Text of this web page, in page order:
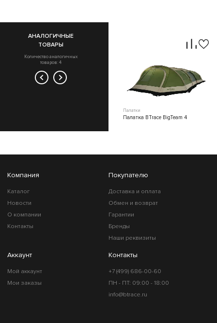
АНАЛОГИЧНЫЕ
ТОВАРЫ
Количество аналогичных
товаров: 4
Палатки
Палатка BTrace BigTeam 4
Компания
Каталог
Новости
О компании
Контакты
Покупателю
Доставка и оплата
Обмен и возврат
Гарантии
Бренды
Наши реквизиты
Аккаунт
Мой аккаунт
Мои заказы
Контакты
+7 (499) 686-00-60
ПН - ПТ: 09:00 - 18:00
info@btrace.ru